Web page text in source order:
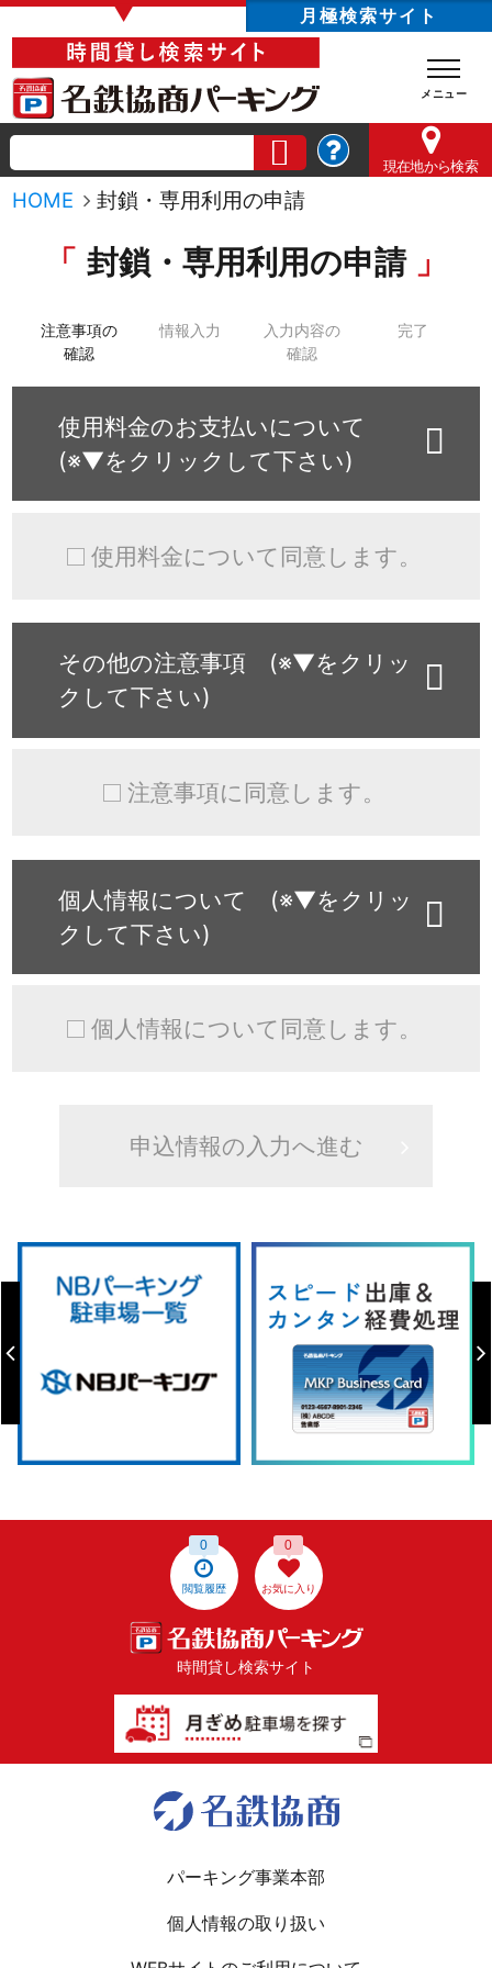
▼ 月極検索サイト
現在地から検索
HOME 封鎖・専用利用の申請
封鎖・専用利用の申請
注意事項の
確認
情報入力
入力内容の
確認
完了
使用料金のお支払いについて
(※▼をクリックして下さい)
使用料金について同意します。
その他の注意事項 (※▼をクリッ
クして下さい)
注意事項に同意します。
個人情報について (※▼をクリッ
クして下さい)
個人情報について同意します。
閲覧履歴
0
お気に入り
0
時間貸し検索サイト
パーキング事業本部
個人情報の取り扱い